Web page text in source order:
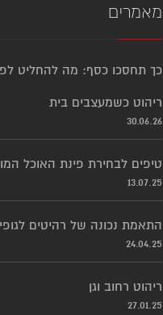
מאמרים
כך תחסכו כסף: מה להחליט
ריהוט כשמעצבים בית
30.06.26
5 טיפים לבחירת פינת האוכל
13.07.25
התאמת נכונה של רהיטים
24.04.25
ריהוט רחוב וגן
27.01.25